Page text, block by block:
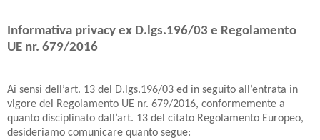
Informativa privacy ex D.lgs.196/03 e Regolamento
UE nr. 679/2016
Ai sensi dell’art. 13 del D.lgs.196/03 ed in seguito all’entrata in
vigore del Regolamento UE nr. 679/2016, conformemente a
quanto disciplinato dall’art. 13 del citato Regolamento Europeo,
desideriamo comunicare quanto segue: